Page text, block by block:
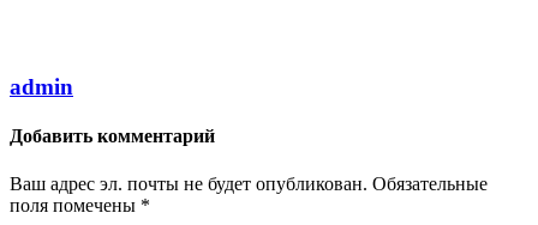
admin
Добавить комментарий
Ваш адрес эл. почты не будет опубликован. Обязательные
поля помечены *